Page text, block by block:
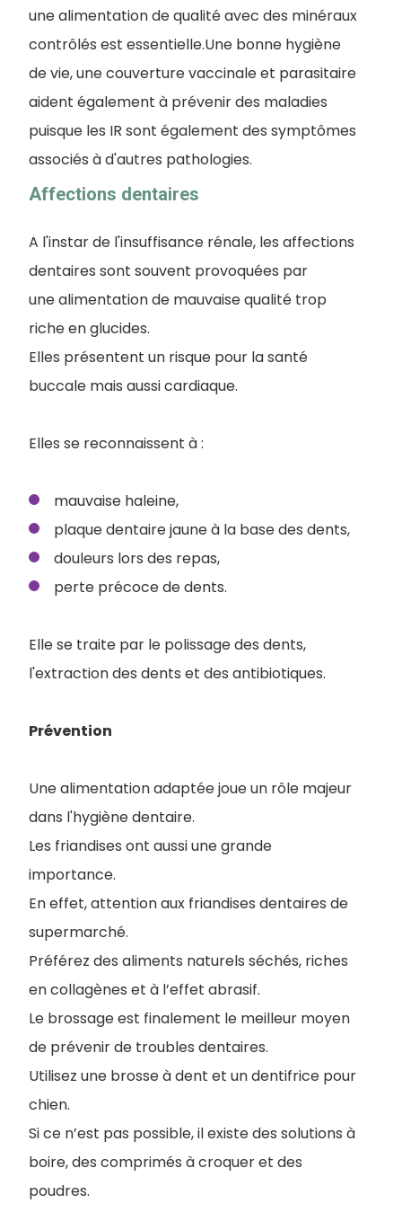
une alimentation de qualité avec des minéraux
contrôlés est essentielle.Une bonne hygiène
de vie, une couverture vaccinale et parasitaire
aident également à prévenir des maladies
puisque les IR sont également des symptômes
associés à d'autres pathologies.
Affections dentaires
A l'instar de l'insuffisance rénale, les affections
dentaires sont souvent provoquées par
une alimentation de mauvaise qualité trop
riche en glucides.
Elles présentent un risque pour la santé
buccale mais aussi cardiaque.
Elles se reconnaissent à :
mauvaise haleine,
plaque dentaire jaune à la base des dents,
douleurs lors des repas,
perte précoce de dents.
Elle se traite par le polissage des dents,
l'extraction des dents et des antibiotiques.
Prévention
Une alimentation adaptée joue un rôle majeur
dans l'hygiène dentaire.
Les friandises ont aussi une grande
importance.
En effet, attention aux friandises dentaires de
supermarché.
Préférez des aliments naturels séchés, riches
en collagènes et à l’effet abrasif.
Le brossage est finalement le meilleur moyen
de prévenir de troubles dentaires.
Utilisez une brosse à dent et un dentifrice pour
chien.
Si ce n’est pas possible, il existe des solutions à
boire, des comprimés à croquer et des
poudres.